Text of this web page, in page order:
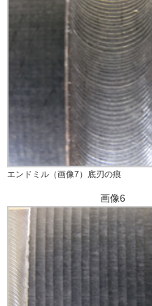
エンドミル（画像7）底刃の痕
画像6